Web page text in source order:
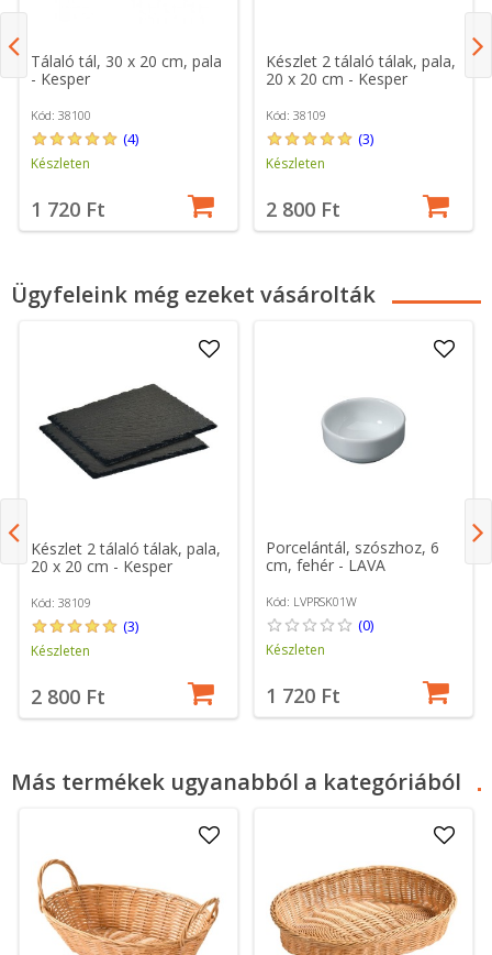
Tálaló tál, 30 x 20 cm, pala
- Kesper
Kód: 38100
(4)
Készleten
1 720 Ft
Készlet 2 tálaló tálak, pala,
20 x 20 cm - Kesper
Kód: 38109
(3)
Készleten
2 800 Ft
Ügyfeleink még ezeket vásárolták
Készlet 2 tálaló tálak, pala,
20 x 20 cm - Kesper
Kód: 38109
(3)
Készleten
2 800 Ft
Porcelántál, szószhoz, 6
cm, fehér - LAVA
Kód: LVPRSK01W
(0)
Készleten
1 720 Ft
Más termékek ugyanabból a kategóriából